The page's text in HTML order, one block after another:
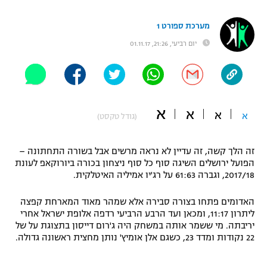
"מעל הליגה" – פודקאסט
תקנון משתתפים וזוכים בפרסים
תקנון עבור פעילות ספורט 1 – "מרלן"
טניס
גיימינג E-Sports
מכבי נתניה
בני יהודה
ליגות נוספות
UFC
היאבקות WWE
כדורמים
בייסבול MLB
ספורט אתגרי ואקסטרים
מערכת ספורט 1
יום רביעי, 21:26, 01.11.17
א א א א (גודל טקסט)
זה הלך קשה, זה עדיין לא נראה מרשים אבל בשורה התחתונה –
הפועל ירושלים השיגה סוף כל סוף ניצחון בכורה ביורוקאפ לעונת
2017/18, וגברה 61:63 על רג'יו אמיליה האיטלקית.
האדומים פתחו בצורה סבירה אלא שמהר מאוד המארחת קפצה
ליתרון 11:17, ומכאן ועד הרבע הרביעי רדפה אלופת ישראל אחרי
יריבתה. מי ששמר אותה במשחק היה ג'רום דייסון בתצוגת על של
22 נקודות ומדד 23, כשגם אלן אומיץ' נותן מחצית ראשונה גדולה.